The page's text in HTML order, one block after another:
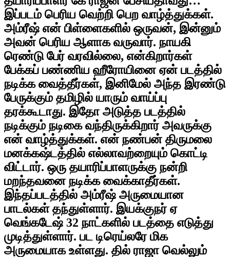
இப்படம் பெரிய வெற்றி பெற வாழ்த்துக்கள்.
அம்ரீஷ் என் பிள்ளைகளில் ஒருவன், இன்னும்
அவன் பெரிய ஆளாக வருவார். நாயகி
ரெண்டு பேர் வரவில்லை, என்கிறார்கள்
பேக்கப் பண்ணிய ஹீரோயினை ஏன் படத்தில்
நடிக்க வைத்தீர்கள், இனிமேல் அந்த இரண்டு
பேருக்கும் தமிழில் யாரும் வாய்ப்பு
தரக்கூடாது. இதோ அடுத்த படத்தில்
நடிக்கும் நடிகை வந்திருக்கிறார் அவருக்கு
என் வாழ்த்துக்கள். என் நண்பன் திருமலை
மனக்கஷ்டத்தில் எல்லாவற்றையும் கொட்டி
விட்டார். ஒரு தயாரிப்பாளருக்கு நன்றி
மறந்தவனை நடிக்க வைக்காதீர்கள்.
இந்தப்படத்தில் அம்ரீஷ் அருமையான
பாடல்கள் தந்துள்ளார். இயக்குநர் ஏ
வெங்கடேஷ் 32 நாட்களில் படத்தை எடுத்து
முடித்துள்ளார். பட டிரெய்லரே மிக
அருமையாக உள்ளது. தில் ராஜா வெல்லும்